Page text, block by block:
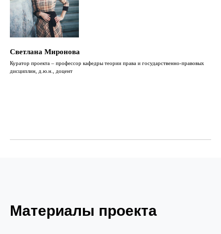
Светлана Миронова
Куратор проекта – профессор кафедры теории права и государственно-правовых
дисциплин, д.ю.н., доцент
Материалы проекта